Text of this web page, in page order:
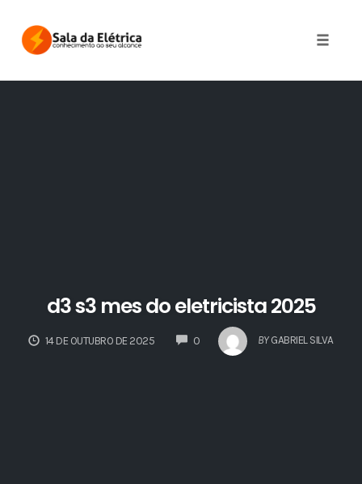
content
d3 s3 mes do eletricista 2025
14 DE OUTUBRO DE 2025 0COMMENTS BY GABRIEL SILVA